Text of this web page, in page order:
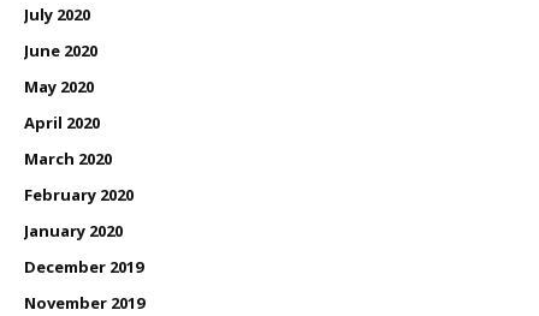
July 2020
June 2020
May 2020
April 2020
March 2020
February 2020
January 2020
December 2019
November 2019